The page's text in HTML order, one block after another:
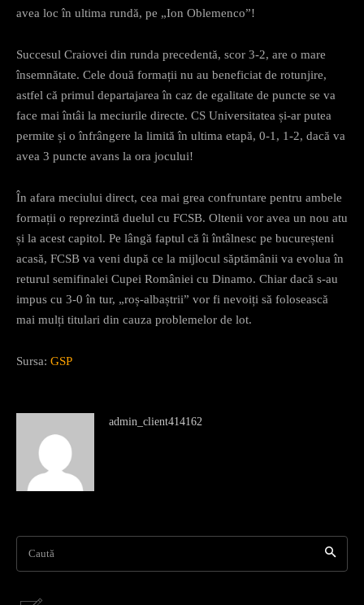
avea loc în ultima rundă, pe „Ion Oblemenco”!
Succesul Craiovei din runda precedentă, scor 3-2, are o mare
însemnătate. Cele două formații nu au beneficiat de rotunjire,
astfel că primul departajarea în caz de egalitate de puncte se va
face mai întâi la meciurile directe. CS Universitatea și-ar putea
permite și o înfrângere la limită în ultima etapă, 0-1, 1-2, dacă va
avea 3 puncte avans la ora jocului!
În afara meciului direct, cea mai grea confruntare pentru ambele
formații o reprezintă duelul cu FCSB. Oltenii vor avea un nou atu
și la acest capitol. Pe lângă faptul că îi întâlnesc pe bucureșteni
acasă, FCSB va veni după ce la mijlocul săptămânii va evolua în
returul semifinalei Cupei României cu Dinamo. Chiar dacă s-au
impus cu 3-0 în tur, „roș-albaștrii” vor fi nevoiți să folosească
mai mulți titulari din cauza problemelor de lot.
Sursa: GSP
admin_client414162
Caută